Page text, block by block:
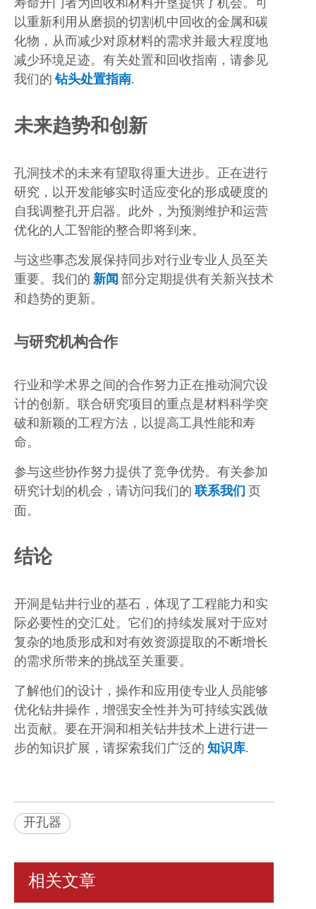
寿命开门者为回收和材料开垦提供了机会。可
以重新利用从磨损的切割机中回收的金属和碳
化物，从而减少对原材料的需求并最大程度地
减少环境足迹。有关处置和回收指南，请参见
我们的钻头处置指南.
未来趋势和创新
孔洞技术的未来有望取得重大进步。正在进行
研究，以开发能够实时适应变化的形成硬度的
自我调整孔开启器。此外，为预测维护和运营
优化的人工智能的整合即将到来。
与这些事态发展保持同步对行业专业人员至关
重要。我们的 新闻 部分定期提供有关新兴技术
和趋势的更新。
与研究机构合作
行业和学术界之间的合作努力正在推动洞穴设
计的创新。联合研究项目的重点是材料科学突
破和新颖的工程方法，以提高工具性能和寿
命。
参与这些协作努力提供了竞争优势。有关参加
研究计划的机会，请访问我们的 联系我们 页
面。
结论
开洞是钻井行业的基石，体现了工程能力和实
际必要性的交汇处。它们的持续发展对于应对
复杂的地质形成和对有效资源提取的不断增长
的需求所带来的挑战至关重要。
了解他们的设计，操作和应用使专业人员能够
优化钻井操作，增强安全性并为可持续实践做
出贡献。要在开洞和相关钻井技术上进行进一
步的知识扩展，请探索我们广泛的 知识库.
开孔器
相关文章